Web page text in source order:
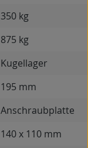
350 kg
875 kg
Kugellager
195 mm
Anschraubplatte
140 x 110 mm